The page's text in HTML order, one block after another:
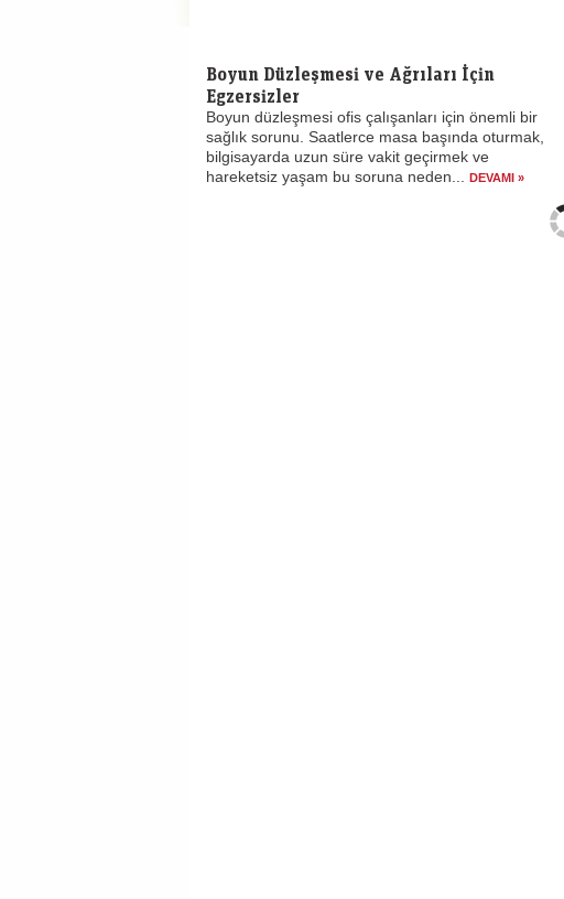
Boyun Düzleşmesi ve Ağrıları İçin
Egzersizler
Boyun düzleşmesi ofis çalışanları için önemli bir
sağlık sorunu. Saatlerce masa başında oturmak,
bilgisayarda uzun süre vakit geçirmek ve
hareketsiz yaşam bu soruna neden...
DEVAMI »